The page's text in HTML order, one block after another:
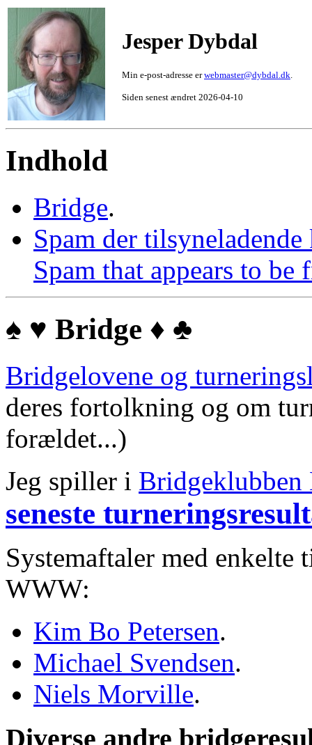
Jesper Dybdal
Min e-post-adresse erwebmaster@dybdal.dk
Siden senest ændret 2026-04-10
Indhold
Bridge.
Spam der
Spam that appears to
♠️ ♥️ Bridge ♦️ ♣️
Bridgelovene og
deres fortolkning og om
forældet...)
Jeg spiller i
seneste
Systemaftaler med enkelte
WWW:
Kim Bo Petersen.
Michael Svendsen.
Niels Morville.
Diverse andre